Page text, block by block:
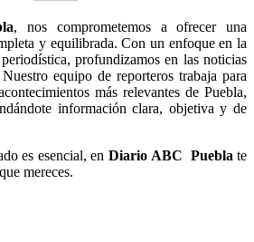
, nos comprometemos a ofrecer una
y equilibrada. Con un enfoque en la
profundizamos en las noticias
equipo de reporteros trabaja para
más relevantes de Puebla,
información clara, objetiva y de
es esencial, en Diario ABC Puebla te
mereces.